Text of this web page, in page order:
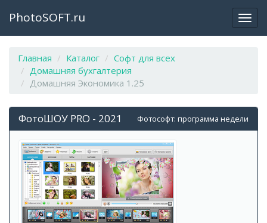
PhotoSOFT.ru
Главная Каталог
Софт для всех
Домашняя бухгалтерия
Домашняя Экономика 1.25
Фотософт: программа недели
ФотоШОУ PRO - 2021